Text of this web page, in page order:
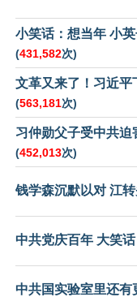
小笑话：想当年 小
(431,582次)
文革又来了！习近平
(563,181次)
习仲勋父子受中共
(452,013次)
钱学森沉默以对 江
中共党庆百年 大笑
中共国实验室里还有